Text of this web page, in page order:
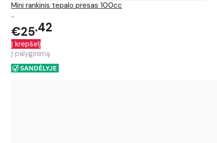
Mini rankinis tepalo presas 100cc
..
€25 42
Į krepšelį
Į palyginimą